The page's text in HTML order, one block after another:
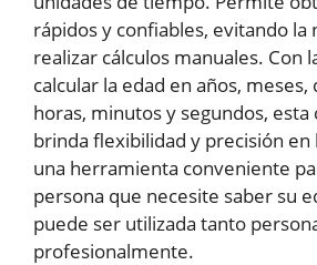
rápidos y confiables, evitando la
realizar cálculos manuales. Con
calcular la edad en años, meses,
horas, minutos y segundos, esta
brinda flexibilidad y precisión en
una herramienta conveniente
persona que necesite saber su
puede ser utilizada tanto
profesionalmente.